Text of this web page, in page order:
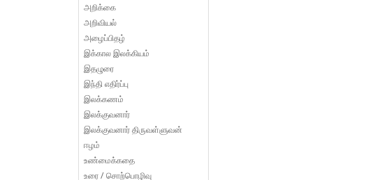
அறிக்கை
அறிவியல்
அழைப்பிதழ்
இக்கால இலக்கியம்
இதழுரை
இந்தி எதிர்ப்பு
இலக்கணம்
இலக்குவனார்
இலக்குவனார் திருவள்ளுவன்
ஈழம்
உண்மைக்கதை
உரை / சொற்பொழிவு